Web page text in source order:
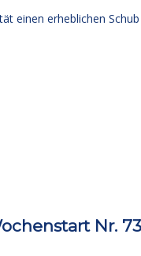
einen erheblichen
Nr.